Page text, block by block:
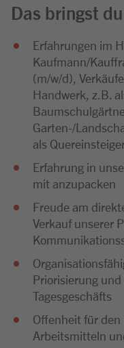
Das bringst
Erfahrungen im
Kaufmann/
(m/w/d),
Handwerk, z.B.
Garten-/
als
Erfahrung in
mit anzupacken
Freude am
Verkauf unserer
Priorisierung
Tagesgeschäfts
Offenheit für
Arbeitsmitteln